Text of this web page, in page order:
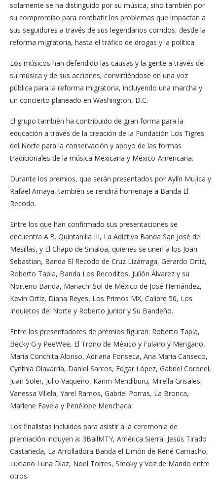
solamente se ha distinguido por su música, sino también por
su compromiso para combatir los problemas que impactan a
sus seguidores a través de sus legendarios corridos, desde la
reforma migratoria, hasta el tráfico de drogas y la política.
Los músicos han defendido las causas y la gente a través de
su música y de sus acciones, convirtiéndose en una voz
pública para la reforma migratoria, incluyendo una marcha y
un concierto planeado en Washington, D.C.
El grupo también ha contribuido de gran forma para la
educación a través de la creación de la Fundación Los Tigres
del Norte para la conservación y apoyo de las formas
tradicionales de la música Mexicana y México-Americana.
Durante los premios, que serán presentados por Aylín Mujica y
Rafael Amaya, también se rendirá homenaje a Banda El
Recodo.
Entre los que han confirmado sus presentaciones se
encuentra A.B. Quintanilla III, La Adictiva Banda San José de
Mesillas, y El Chapo de Sinaloa, quienes se unen a los Joan
Sebastian, Banda El Recodo de Cruz Lizárraga, Gerardo Ortiz,
Roberto Tapia, Banda Los Recoditos, Julión Álvarez y su
Norteño Banda, Mariachi Sol de México de José Hernández,
Kevin Ortiz, Diana Reyes, Los Primos MX, Calibre 50, Los
Inquietos del Norte y Roberto Junior y Su Bandeño.
Entre los presentadores de premios figuran: Roberto Tapia,
Becky G y PeeWee, El Trono de México y Fulano y Mengano,
María Conchita Alonso, Adriana Fonseca, Ana María Canseco,
Cynthia Olavarría, Daniel Sarcos, Edgar López, Gabriel Coronel,
Juan Soler, Julio Vaqueiro, Karim Mendiburu, Mirella Grisales,
Vanessa Villela, Yarel Ramos, Gabriel Porras, La Bronca,
Marlene Favela y Penélope Menchaca.
Los finalistas incluidos para asistir a la ceremonia de
premiación incluyen a: 3BallMTY, América Sierra, Jesús Tirado
Castañeda, La Arrolladora Banda el Limón de René Camacho,
Luciano Luna Díaz, Noel Torres, Smoky y Voz de Mando entre
otros.